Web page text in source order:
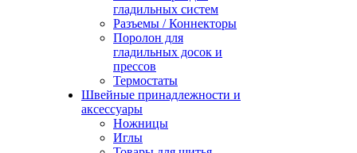
гладильных систем
Разъемы / Коннекторы
Поролон для
гладильных досок и
прессов
Термостаты
Швейные принадлежности и
аксессуары
Ножницы
Иглы